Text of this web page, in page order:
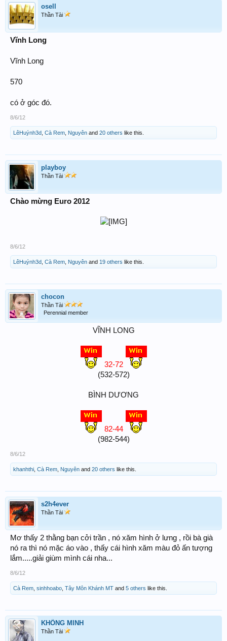
osell
Thần Tài
Vĩnh Long
Vĩnh Long
570
có ở góc đó.
8/6/12
LêHuýnh3d Cà Rem Nguyên and 20 others like this.
playboy
Thần Tài
Chào mừng Euro 2012
8/6/12
LêHuýnh3d Cà Rem Nguyên and 19 others like this.
chocon
Thần Tài
Perennial member
VĨNH LONG
32-72
(532-572)
BÌNH DƯƠNG
82-44
(982-544)​
8/6/12
khanhthi Cà Rem Nguyên and 20 others like this.
s2h4ever
Thần Tài
Mơ thấy 2 thằng bạn cởi trần , nó xăm hình ở lưng , rồi bà già
nó ra thì nó mặc áo vào , thấy cái hình xăm màu đỏ ấn tượng
lắm.....giải giùm mình cái nha...
8/6/12
Cà Rem sinhhoabo Tây Môn Khánh MT and 5 others like this.
KHỔNG MINH
Thần Tài